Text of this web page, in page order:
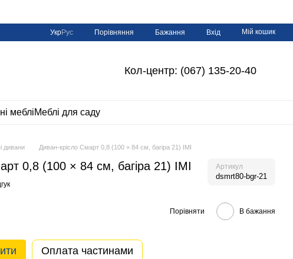
УкрРус Порівняння Бажання Вхід Мій кошик
Кол-центр: (067) 135-20-40
мебліМеблі для саду
дивани Диван-крісло Смарт 0,8 (100 × 84 см, багіра 21) IMI
0,8 (100 × 84 см, багіра 21) IMI Артикул
dsmrt80-bgr-21
Порівняти В бажання
Оплата частинами